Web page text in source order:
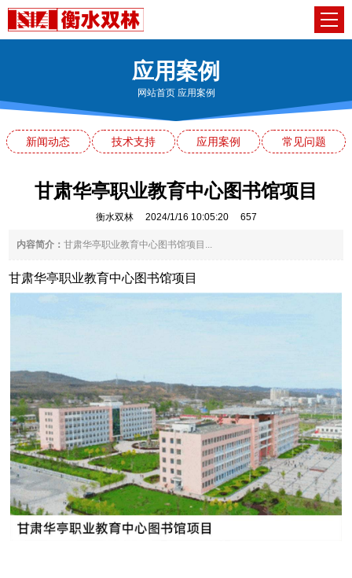
应用案例
网站首页 应用案例
新闻动态 技术支持 应用案例 常见问题
甘肃华亭职业教育中心图书馆项目
衡水双林 2024/1/16 10:05:20 657
内容简介：甘肃华亭职业教育中心图书馆项目...
甘肃华亭职业教育中心图书馆项目